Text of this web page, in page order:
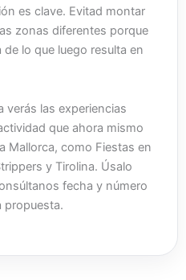
es clave. Evitad montar
zonas diferentes porque
lo que luego resulta en
verás las experiencias
que ahora mismo
Mallorca, como Fiestas en
y Tirolina. Úsalo
fecha y número
propuesta.